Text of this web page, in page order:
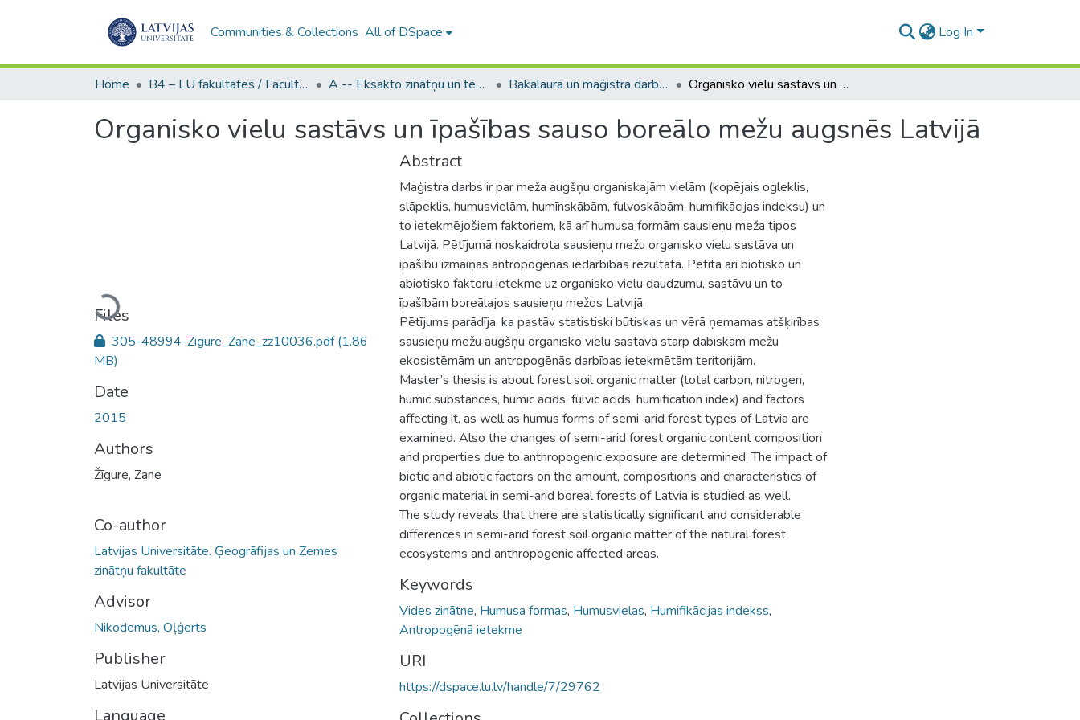
Communities & Collections All of DSpace Log In
Home B4 – LU fakultātes / Faculties of the UL A -- Eksakto zinātņu un tehnoloģiju fakultāte / Faculty of Science and Technology Bakalaura un maģistra darbi (EZTF) / Bachelor's and Master's theses Organisko vielu sastāvs un īpašības sauso boreālo mežu augsnēs Latvijā
Organisko vielu sastāvs un īpašības sauso boreālo mežu augsnēs Latvijā
Loading...
Files
305-48994-Zigure_Zane_zz10036.pdf(1.86
MB)
Date
2015
Authors
Žīgure, Zane
Co-author
Latvijas Universitāte. Ģeogrāfijas un Zemes
zinātņu fakultāte
Advisor
Nikodemus, Oļģerts
Publisher
Latvijas Universitāte
Language
Abstract
Maģistra darbs ir par meža augšņu organiskajām vielām (kopējais ogleklis,
slāpeklis, humusvielām, humīnskābām, fulvoskābām, humifikācijas indeksu) un
to ietekmējošiem faktoriem, kā arī humusa formām sausieņu meža tipos
Latvijā. Pētījumā noskaidrota sausieņu mežu organisko vielu sastāva un
īpašību izmaiņas antropogēnās iedarbības rezultātā. Pētīta arī biotisko un
abiotisko faktoru ietekme uz organisko vielu daudzumu, sastāvu un to
īpašībām boreālajos sausieņu mežos Latvijā.
Pētījums parādīja, ka pastāv statistiski būtiskas un vērā ņemamas atšķirības
sausieņu mežu augšņu organisko vielu sastāvā starp dabiskām mežu
ekosistēmām un antropogēnās darbības ietekmētām teritorijām.
Master’s thesis is about forest soil organic matter (total carbon, nitrogen,
humic substances, humic acids, fulvic acids, humification index) and factors
affecting it, as well as humus forms of semi-arid forest types of Latvia are
examined. Also the changes of semi-arid forest organic content composition
and properties due to anthropogenic exposure are determined. The impact of
biotic and abiotic factors on the amount, compositions and characteristics of
organic material in semi-arid boreal forests of Latvia is studied as well.
The study reveals that there are statistically significant and considerable
differences in semi-arid forest soil organic matter of the natural forest
ecosystems and anthropogenic affected areas.
Keywords
Vides zinātne, Humusa formas, Humusvielas, Humifikācijas indekss,
Antropogēnā ietekme
URI
https://dspace.lu.lv/handle/7/29762